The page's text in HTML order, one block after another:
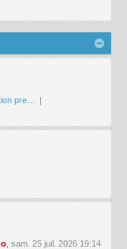
pre…
, sam. 25 juil. 2026 19:14